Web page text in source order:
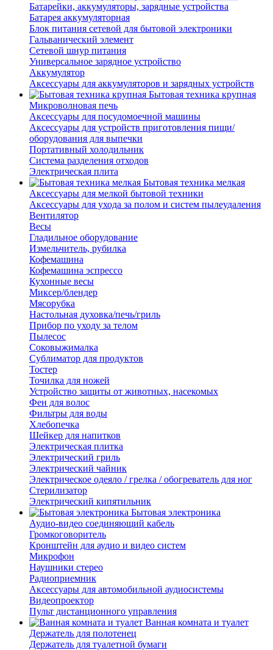
Батарейки, аккумуляторы, зарядные устройства
Батарея аккумуляторная
Блок питания сетевой для бытовой электроники
Гальванический элемент
Сетевой шнур питания
Универсальное зарядное устройство
Аккумулятор
Аксессуары для аккумуляторов и зарядных устройств
Бытовая техника крупная
Микроволновая печь
Аксессуары для посудомоечной машины
Аксессуары для устройств приготовления пищи/
оборудования для выпечки
Портативный холодильник
Система разделения отходов
Электрическая плита
Бытовая техника мелкая
Аксессуары для мелкой бытовой техники
Аксессуары для ухода за полом и систем пылеудаления
Вентилятор
Весы
Гладильное оборудование
Измельчитель, рубилка
Кофемашина
Кофемашина эспрессо
Кухонные весы
Миксер/блендер
Мясорубка
Настольная духовка/печь/гриль
Прибор по уходу за телом
Пылесос
Соковыжималка
Сублиматор для продуктов
Тостер
Точилка для ножей
Устройство защиты от животных, насекомых
Фен для волос
Фильтры для воды
Хлебопечка
Шейкер для напитков
Электрическая плитка
Электрический гриль
Электрический чайник
Электрическое одеяло / грелка / обогреватель для ног
Стерилизатор
Электрический кипятильник
Бытовая электроника
Аудио-видео соединяющий кабель
Громкоговоритель
Кронштейн для аудио и видео систем
Микрофон
Наушники стерео
Радиоприемник
Аксессуары для автомобильной аудиосистемы
Видеопроектор
Пульт дистанционного управления
Ванная комната и туалет
Держатель для полотенец
Держатель для туалетной бумаги